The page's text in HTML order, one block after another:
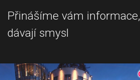
Přinášíme vám informace,
dávají smysl